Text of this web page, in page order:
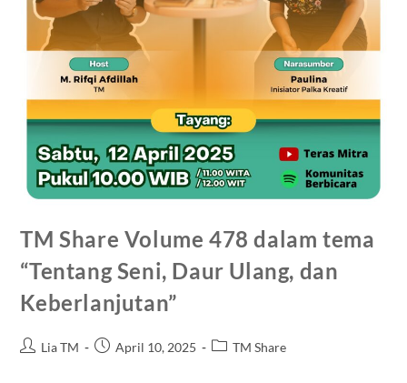
TM Share Volume 478 dalam tema
“Tentang Seni, Daur Ulang, dan
Keberlanjutan”
Lia TM April 10, 2025 TM Share